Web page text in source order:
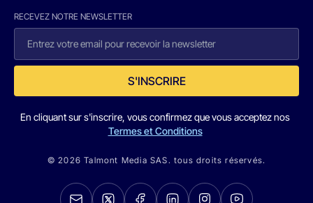
RECEVEZ NOTRE NEWSLETTER
S'INSCRIRE
En cliquant sur s'inscrire, vous confirmez que vous acceptez nos
Termes et Conditions
© 2026 Talmont Media SAS. tous droits réservés.